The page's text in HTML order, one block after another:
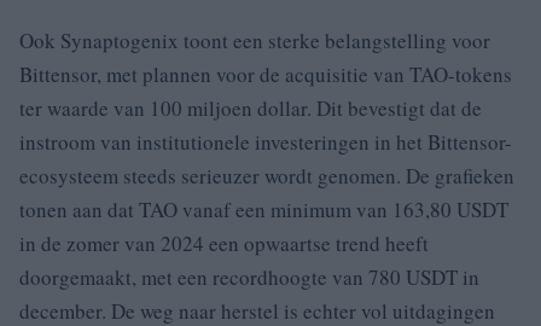
Ook Synaptogenix toont een sterke belangstelling voor
Bittensor, met plannen voor de acquisitie van TAO-tokens
ter waarde van 100 miljoen dollar. Dit bevestigt dat de
instroom van institutionele investeringen in het Bittensor-
ecosysteem steeds serieuzer wordt genomen. De grafieken
tonen aan dat TAO vanaf een minimum van 163,80 USDT
in de zomer van 2024 een opwaartse trend heeft
doorgemaakt, met een recordhoogte van 780 USDT in
december. De weg naar herstel is echter vol uitdagingen